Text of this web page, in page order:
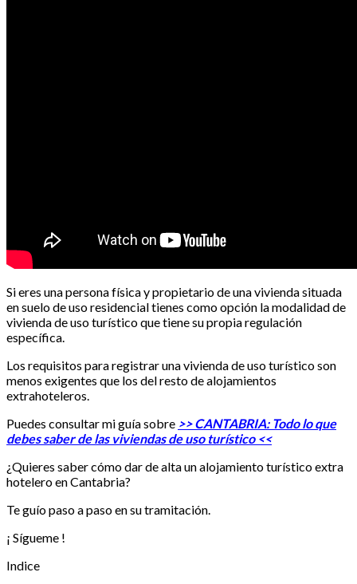
Si eres una persona física y propietario de una vivienda situada
en suelo de uso residencial tienes como opción la modalidad de
vivienda de uso turístico que tiene su propia regulación
específica.
Los requisitos para registrar una vivienda de uso turístico son
menos exigentes que los del resto de alojamientos
extrahoteleros.
Puedes consultar mi guía sobre >> CANTABRIA: Todo lo que
debes saber de las viviendas de uso turístico <<
¿Quieres saber cómo dar de alta un alojamiento turístico extra
hotelero en Cantabria?
Te guío paso a paso en su tramitación.
¡ Sígueme !
Indice